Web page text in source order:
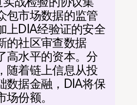
包市场数据的监管
上DIA经验证的安全
的社区审查数据
高水平的资本。分
随着链上信息从投
数据金融，DIA将保
份额。